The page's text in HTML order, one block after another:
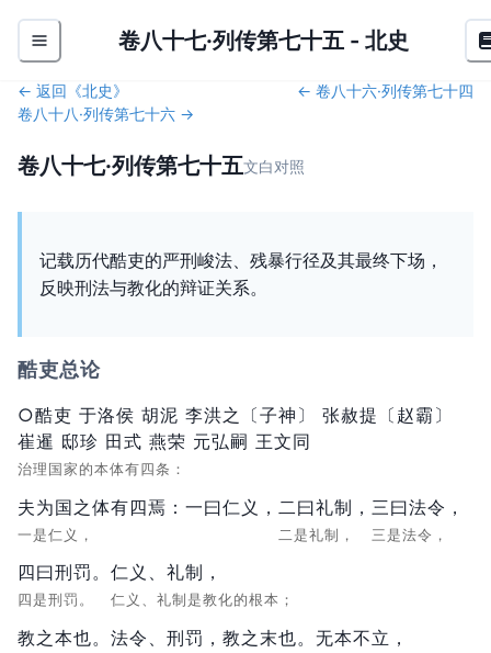
卷八十七·列传第七十五- 北史
← 返回《北史》 ← 卷八十六·列传第七十四
卷八十八·列传第七十六 →
卷八十七·列传第七十五文白对照
记载历代酷吏的严刑峻法、残暴行径及其最终下场，
反映刑法与教化的辩证关系。
酷吏总论
○酷吏 于洛侯 胡泥 李洪之〔子神〕 张赦提〔赵霸〕
崔暹 邸珍 田式 燕荣 元弘嗣 王文同
治理国家的本体有四条：
夫为国之体有四焉：一曰仁义，
一是仁义，
二曰礼制，
二是礼制，
三曰法令，
三是法令，
四曰刑罚。
四是刑罚。
仁义、礼制，
仁义、礼制是教化的根本；
教之本也。法令、刑罚，教之末也。 无本不立，